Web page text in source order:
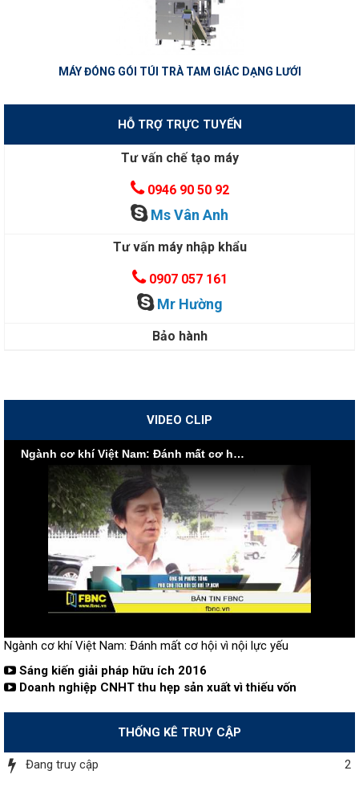
MÁY ĐÓNG GÓI TÚI TRÀ TAM GIÁC DẠNG LƯỚI
HỖ TRỢ TRỰC TUYẾN
Tư vấn chế tạo máy
0946 90 50 92
Ms Vân Anh
Tư vấn máy nhập khẩu
0907 057 161
Mr Hường
Bảo hành
VIDEO CLIP
Ngành cơ khí Việt Nam: Đánh mất cơ hội vì nội lực yếu
Ngành cơ khí Việt Nam: Đánh mất cơ hội vì nội lực yếu
Sáng kiến giải pháp hữu ích 2016
Doanh nghiệp CNHT thu hẹp sản xuất vì thiếu vốn
THỐNG KÊ TRUY CẬP
Đang truy cập 2